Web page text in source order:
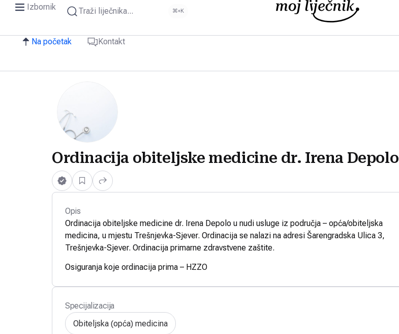
Izbornik Traži liječnika... ⌘+K
Na početak Kontakt
Ordinacija obiteljske medicine dr. Irena Depolo
Opis
Ordinacija obiteljske medicine dr. Irena Depolo u nudi usluge iz područja – opća/obiteljska
medicina, u mjestu Trešnjevka-Sjever. Ordinacija se nalazi na adresi Šarengradska Ulica 3,
Trešnjevka-Sjever. Ordinacija primarne zdravstvene zaštite.
Osiguranja koje ordinacija prima – HZZO
Specijalizacija
Obiteljska (opća) medicina